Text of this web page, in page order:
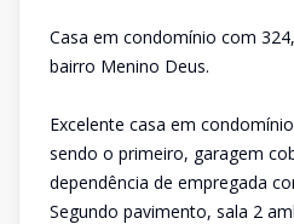
Casa em condomínio com
bairro Menino Deus.
Excelente casa em
sendo o primeiro, garagem
dependência de empregada
Segundo pavimento, sala 2